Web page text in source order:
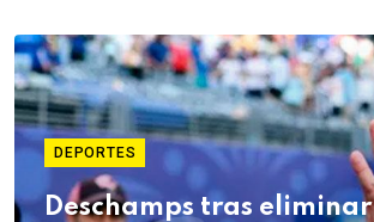
DEPORTES
Deschamps tras eliminar